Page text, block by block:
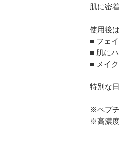
肌に密
使用後は
■ フェ
■ 肌に
■ メイ
特別な
※ペプ
※高濃